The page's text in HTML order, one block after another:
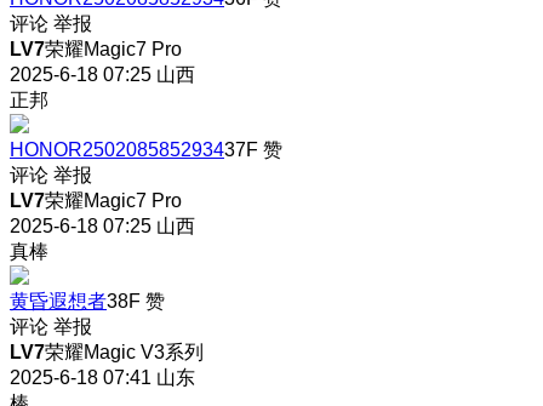
评论 举报
LV7荣耀Magic7 Pro
2025-6-18 07:25 山西
正邦
HONOR250208585293437F 赞
评论 举报
LV7荣耀Magic7 Pro
2025-6-18 07:25 山西
真棒
黄昏遐想者38F 赞
评论 举报
LV7荣耀Magic V3系列
2025-6-18 07:41 山东